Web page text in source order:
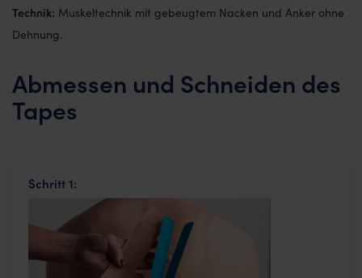
Technik: Muskeltechnik mit gebeugtem Nacken und Anker ohne
Dehnung.
Abmessen und Schneiden des
Tapes
Schritt 1: